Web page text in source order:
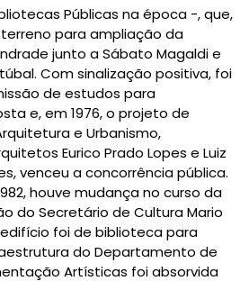
Públicas na época -, que,
para ampliação da
junto a Sábato Magaldi e
Com sinalização positiva, foi
de estudos para
e, em 1976, o projeto de
e Urbanismo,
Eurico Prado Lopes e Luiz
venceu a concorrência pública.
houve mudança no curso da
do Secretário de Cultura Mario
foi de biblioteca para
do Departamento de
Artísticas foi absorvida